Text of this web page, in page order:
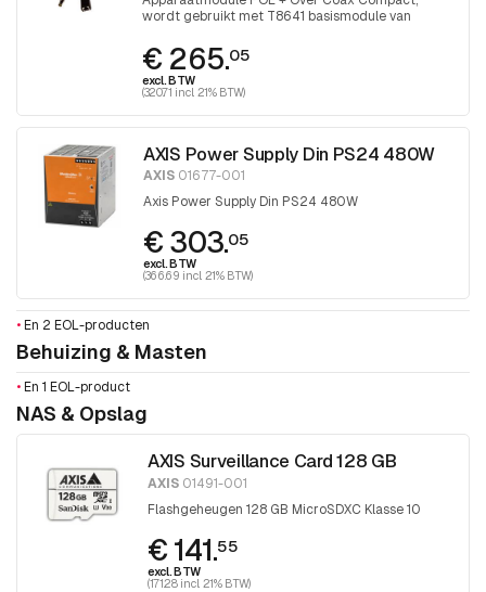
wordt gebruikt met T8641 basismodule van
T86454 PoE + over coaxkit
€ 265.05
excl. BTW
(320.71 incl. 21% BTW)
AXIS Power Supply Din PS24 480W
AXIS 01677-001
Axis Power Supply Din PS24 480W
€ 303.05
excl. BTW
(366.69 incl. 21% BTW)
• En 2 EOL-producten
Behuizing & Masten
• En 1 EOL-product
NAS & Opslag
AXIS Surveillance Card 128 GB
AXIS01491-001
Flashgeheugen 128 GB MicroSDXC Klasse 10
€ 141.55
excl. BTW
(171.28 incl. 21% BTW)